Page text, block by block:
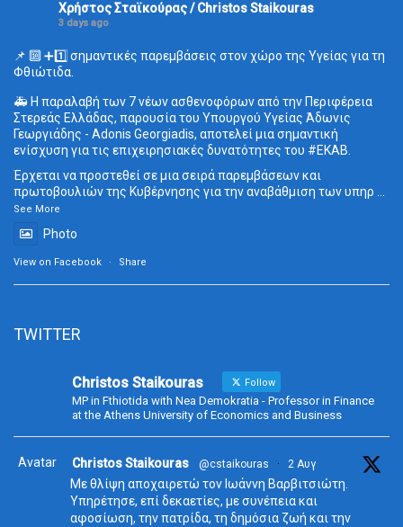
Χρήστος Σταϊκούρας / Christos Staikouras
3 days ago
📌 🔟 ➕1️⃣ σημαντικές παρεμβάσεις στον χώρο της Υγείας για τη
Φθιώτιδα.
🚑 Η παραλαβή των 7 νέων ασθενοφόρων από την Περιφέρεια
Στερεάς Ελλάδας, παρουσία του Υπουργού Υγείας Άδωνις
Γεωργιάδης - Adonis Georgiadis, αποτελεί μια σημαντική
ενίσχυση για τις επιχειρησιακές δυνατότητες του #ΕΚΑΒ.
Έρχεται να προστεθεί σε μια σειρά παρεμβάσεων και
πρωτοβουλιών της Κυβέρνησης για την αναβάθμιση των υπηρ ...
See More
Photo
View on Facebook · Share
TWITTER
Christos Staikouras Follow
MP in Fthiotida with Nea Demokratia - Professor in Finance
at the Athens University of Economics and Business
Avatar Christos Staikouras @cstaikouras · 2 Αυγ
Με θλίψη αποχαιρετώ τον Ιωάννη Βαρβιτσιώτη.
Υπηρέτησε, επί δεκαετίες, με συνέπεια και
αφοσίωση, την πατρίδα, τη δημόσια ζωή και την